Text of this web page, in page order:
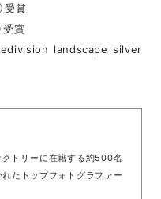
受賞
受賞
landscape silver
クトリーに在籍する約500名
たトップフォトグラファー